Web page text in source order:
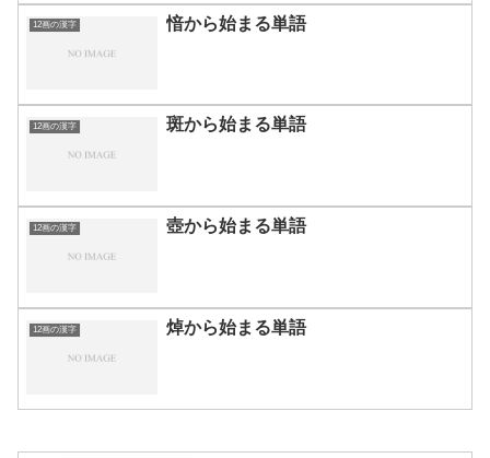
12画の漢字 愔から始まる単語
12画の漢字 斑から始まる単語
12画の漢字 壺から始まる単語
12画の漢字 焯から始まる単語